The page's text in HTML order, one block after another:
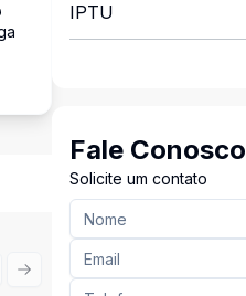
slide
Next slide
IPTU
Fale Conosco
Solicite um contato